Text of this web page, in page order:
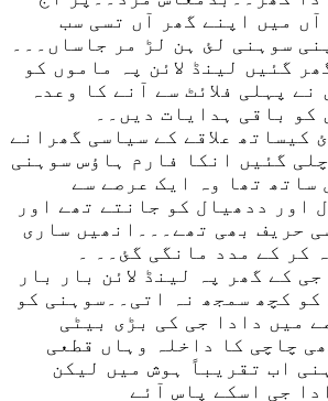
آں میں اپنے گھر آں تسی سب
سوہنی لئ ہن لڑ مر جاساں۔۔۔
گئیں لینڈ لائن پہ ماموں کو
پہلی فلائٹ سے آنے کا وعدہ
کو باقی ہدایات دیں۔۔
کیساتھ علاقے کے سیاسی گھرانے
گئیں انکا فارم ہاؤس سوہنی
ساتھ تھا وہ ایک عرصے سے
اور ددھیال کو جانتے تھے اور
حریف بھی تھے۔۔۔انھیں ساری
کر کے مدد مانگی گئ۔۔ ۔
کے گھر پہ لینڈ لائن بار بار
کو کچھ سمجھ نہ اتی۔۔سوہنی کو
میں دادا جی کی بڑی بیٹی
چاچی کا داخلہ وہاں قطعی
اب تقریباً ہوش میں لیکن
جی اسکے پاس آئے